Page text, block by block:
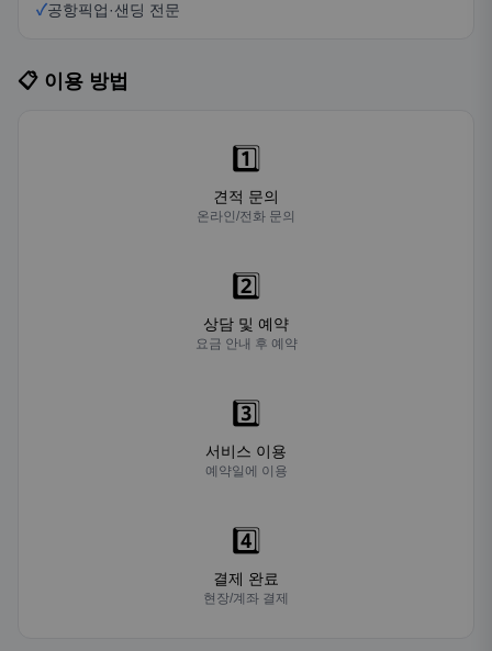
✓공항픽업·샌딩 전문
📋 이용 방법
1️⃣
견적 문의
온라인/전화 문의
2️⃣
상담 및 예약
요금 안내 후 예약
3️⃣
서비스 이용
예약일에 이용
4️⃣
결제 완료
현장/계좌 결제